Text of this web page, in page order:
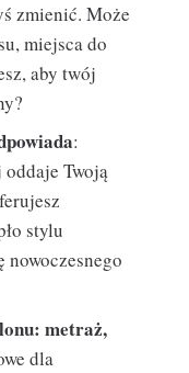
zmienić. Może
miejsca do
aby twój
:
Twoją
stylu
metraż,
dla